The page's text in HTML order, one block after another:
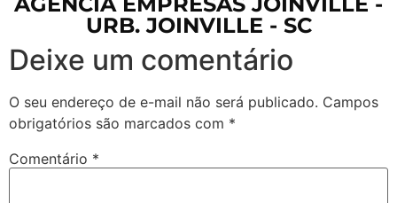
URB. JOINVILLE - SC
Deixe um comentário
O seu endereço de e-mail não será publicado. Campos
obrigatórios são marcados com *
Comentário *